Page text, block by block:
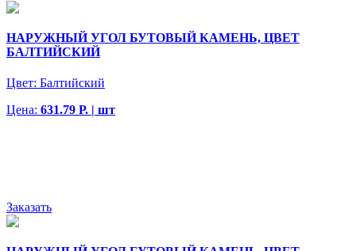
НАРУЖНЫЙ УГОЛ БУТОВЫЙ КАМЕНЬ, ЦВЕТ
БАЛТИЙСКИЙ
Цвет: Балтийский
Цена: 631.79 Р. | шт
Заказать